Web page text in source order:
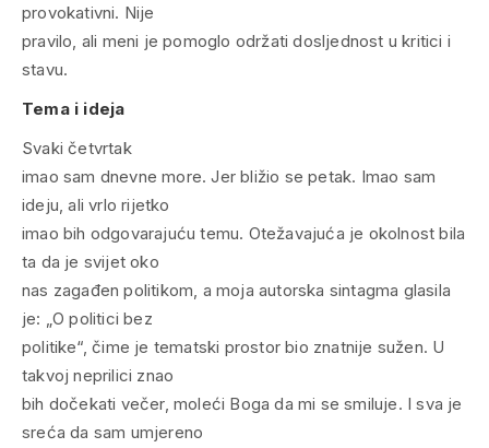
provokativni. Nije
pravilo, ali meni je pomoglo održati dosljednost u kritici i
stavu.
Tema i ideja
Svaki četvrtak
imao sam dnevne more. Jer bližio se petak. Imao sam
ideju, ali vrlo rijetko
imao bih odgovarajuću temu. Otežavajuća je okolnost bila
ta da je svijet oko
nas zagađen politikom, a moja autorska sintagma glasila
je: „O politici bez
politike“, čime je tematski prostor bio znatnije sužen. U
takvoj neprilici znao
bih dočekati večer, moleći Boga da mi se smiluje. I sva je
sreća da sam umjereno